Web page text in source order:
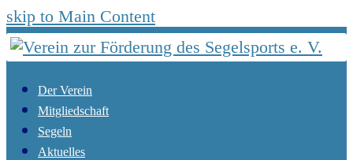
skip to Main Content
Der Verein
Mitgliedschaft
Segeln
Aktuelles